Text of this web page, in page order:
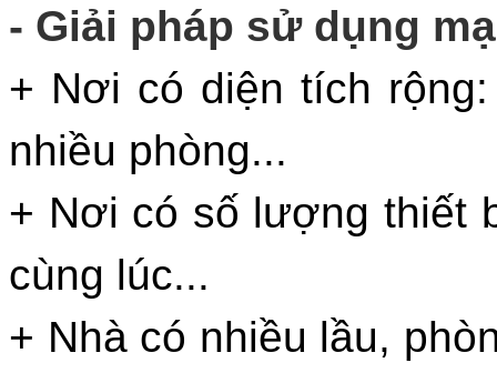
- Giải pháp sử dụng
+ Nơi có diện tích
nhiều phòng...
+ Nơi có số lượng thiết
cùng lúc...
+ Nhà có nhiều lầu,